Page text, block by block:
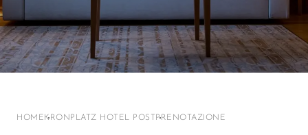
HOME KRONPLATZ HOTEL POST PRENOTAZIONE